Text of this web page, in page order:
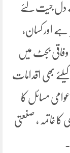
دل جیت لئے
ہے اور کسان،
وفاقی بجٹ میں
بھی اقدامات
مسائل کا
خاتمہ ، صنعتی